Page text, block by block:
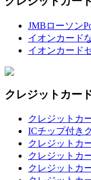
JMBローソン
イオンカード
イオンカード
クレジットカー
クレジットカ
ICチップ付き
クレジットカ
クレジットカ
クレジットカ